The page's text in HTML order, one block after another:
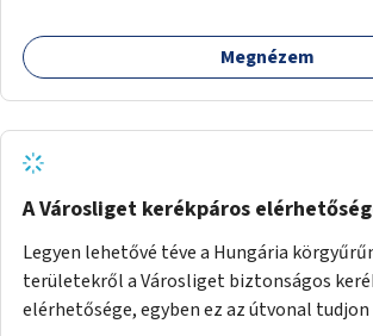
Megnézem
A Városliget kerékpáros
Legyen lehetővé téve a Hungária
területekről a Városliget biztonságos
elérhetősége, egyben ez az útvonal